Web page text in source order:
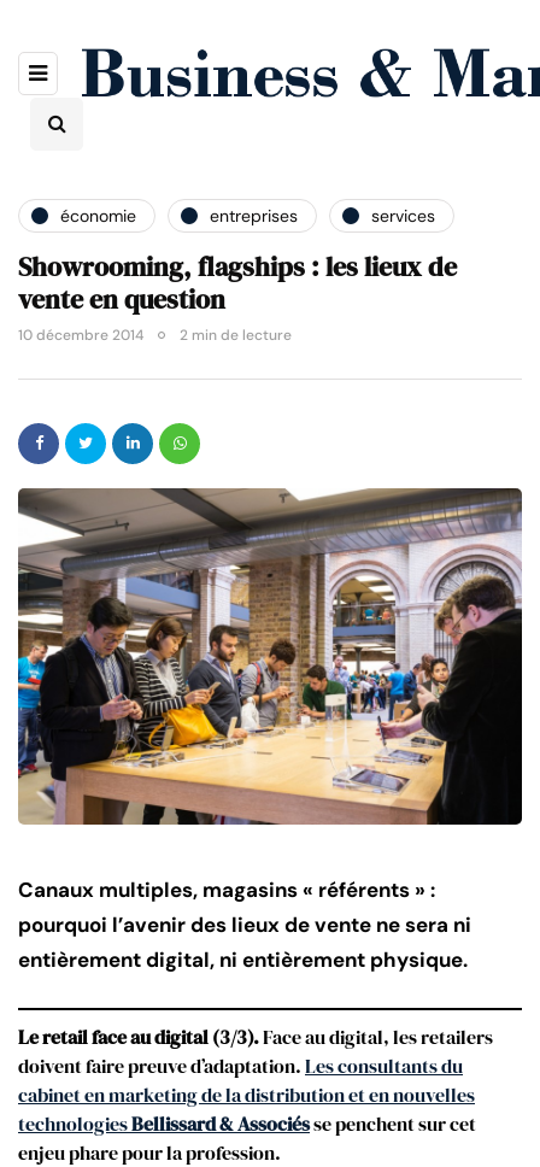
économie entreprises services
Showrooming, flagships : les lieux de
vente en question
10 décembre 2014 2 min de lecture
Canaux multiples, magasins « référents » :
pourquoi l’avenir des lieux de vente ne sera ni
entièrement digital, ni entièrement physique.
Le retail face au digital (3/3).Face au digital, les retailers
doivent faire preuve d’adaptation.Les consultants du
cabinet en marketing de la distribution et en nouvelles
technologiesBellissard & Associésse penchent sur cet
enjeu phare pour la profession.